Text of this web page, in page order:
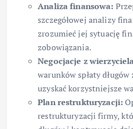
Analiza finansowa:
szczegółowej analizy
zrozumieć jej sytuację
zobowiązania.
Negocjacje z
warunków spłaty
uzyskać korzystniejsze
Plan restrukturyzacji:
restrukturyzacji firmy,